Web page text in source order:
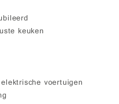
keuken
voertuigen